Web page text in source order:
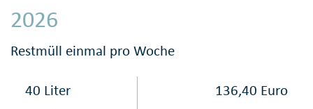
2026
Restmüll einmal pro Woche
40 Liter
136,40 Euro